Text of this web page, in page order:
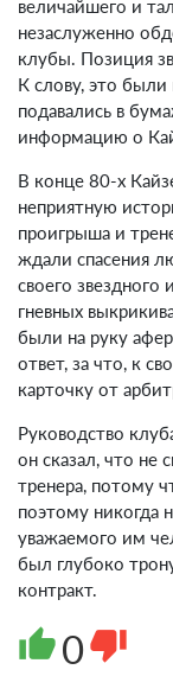
величайшего и
незаслуженно
клубы. Позиция
К слову, это были
подавались в
информацию о
В конце 80-х
неприятную
проигрыша и
ждали спасения
своего звездного
гневных
были на руку
ответ, за что, к
карточку от
Руководство
он сказал, что не
тренера, потому
поэтому никогда
уважаемого им
был глубоко
контракт.
thumb_up0thumb_down